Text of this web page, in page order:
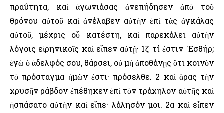
πραΰτητα, καὶ ἀγωνιάσας ἀνεπήδησεν ἀπὸ τοῦ
θρόνου αὐτοῦ καὶ ἀνέλαβεν αὐτὴν ἐπὶ τὰς ἀγκάλας
αὐτοῦ, μέχρις οὗ κατέστη, καὶ παρεκάλει αὐτὴν
λόγοις εἰρηνικοῖς καὶ εἶπεν αὐτῇ· 1ζ τί ἐστιν ᾿Εσθήρ;
ἐγὼ ὁ ἀδελφός σου, θάρσει, οὐ μὴ ἀποθάνῃς ὅτι κοινὸν
τὸ πρόσταγμα ἡμῶν ἐστι· πρόσελθε. 2 καὶ ἄρας τὴν
χρυσῆν ράβδον ἐπέθηκεν ἐπὶ τὸν τράχηλον αὐτῆς καὶ
ἠσπάσατο αὐτὴν καὶ εἶπε· λάλησόν μοι. 2α καὶ εἶπεν